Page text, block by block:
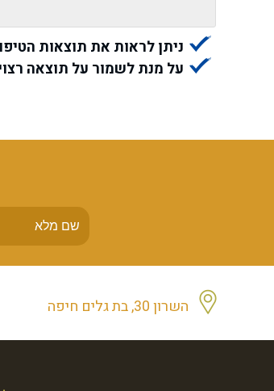
ניתן לראות את תוצאות
על מנת לשמור על תוצאה רצויה לאורך זמן
השרון 30, בת גלים חיפה